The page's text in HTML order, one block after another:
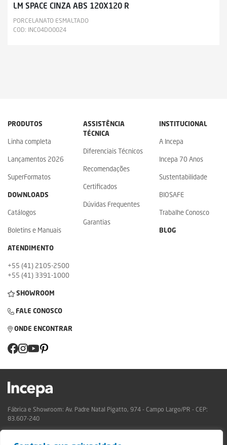
LM SPACE CINZA ABS 120X120 R
PORCELANATO ESMALTADO
COD: INC04DO0024
PRODUTOS
Linha completa
Lançamentos 2026
SuperFormatos
DOWNLOADS
Catálogos
Boletins e Manuais
ASSISTÊNCIA
TÉCNICA
Diferenciais Técnicos
Recomendações
Certificados
Dúvidas Frequentes
Garantias
INSTITUCIONAL
A Incepa
Incepa 70 Anos
Sustentabilidade
BIOSAFE
Trabalhe Conosco
BLOG
ATENDIMENTO
+55 (41) 2105-2500
+55 (41) 3391-1000
SHOWROOM
FALE CONOSCO
ONDE ENCONTRAR
Fábrica e Showroom: Av. Padre Natal Pigatto, 974 - Campo Largo/PR - CEP:
83.607-240